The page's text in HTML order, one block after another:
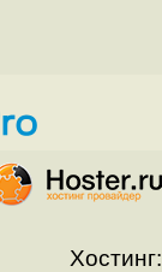
Хостинг: